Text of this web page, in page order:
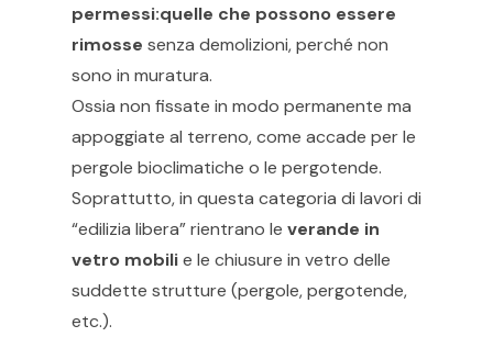
permessi:quelle che possono essere
rimosse senza demolizioni, perché non
sono in muratura.
Ossia non fissate in modo permanente ma
appoggiate al terreno, come accade per le
pergole bioclimatiche o le pergotende.
Soprattutto, in questa categoria di lavori di
“edilizia libera” rientrano le verande in
vetro mobilie le chiusure in vetro delle
suddette strutture (pergole, pergotende,
etc.).